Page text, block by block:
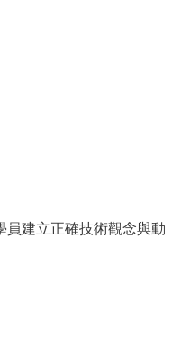
員建立正確技術觀念與動